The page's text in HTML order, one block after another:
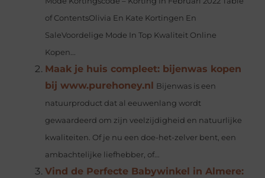
of ContentsOlivia En Kate Kortingen En
SaleVoordelige Mode In Top Kwaliteit Online
Kopen...
Maak je huis compleet: bijenwas kopen
bij www.purehoney.nl Bijenwas is een
natuurproduct dat al eeuwenlang wordt
gewaardeerd om zijn veelzijdigheid en natuurlijke
kwaliteiten. Of je nu een doe-het-zelver bent, een
ambachtelijke liefhebber, of...
Vind de Perfecte Babywinkel in Almere: